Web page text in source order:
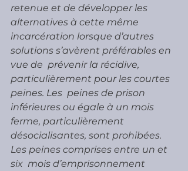
retenue et de développer les
alternatives à cette même
incarcération lorsque d’autres
solutions s’avèrent préférables en
vue de  prévenir la récidive,
particulièrement pour les courtes
peines. Les  peines de prison
inférieures ou égale à un mois
ferme, particulièrement
désocialisantes, sont prohibées.
Les peines comprises entre un et
six  mois d’emprisonnement